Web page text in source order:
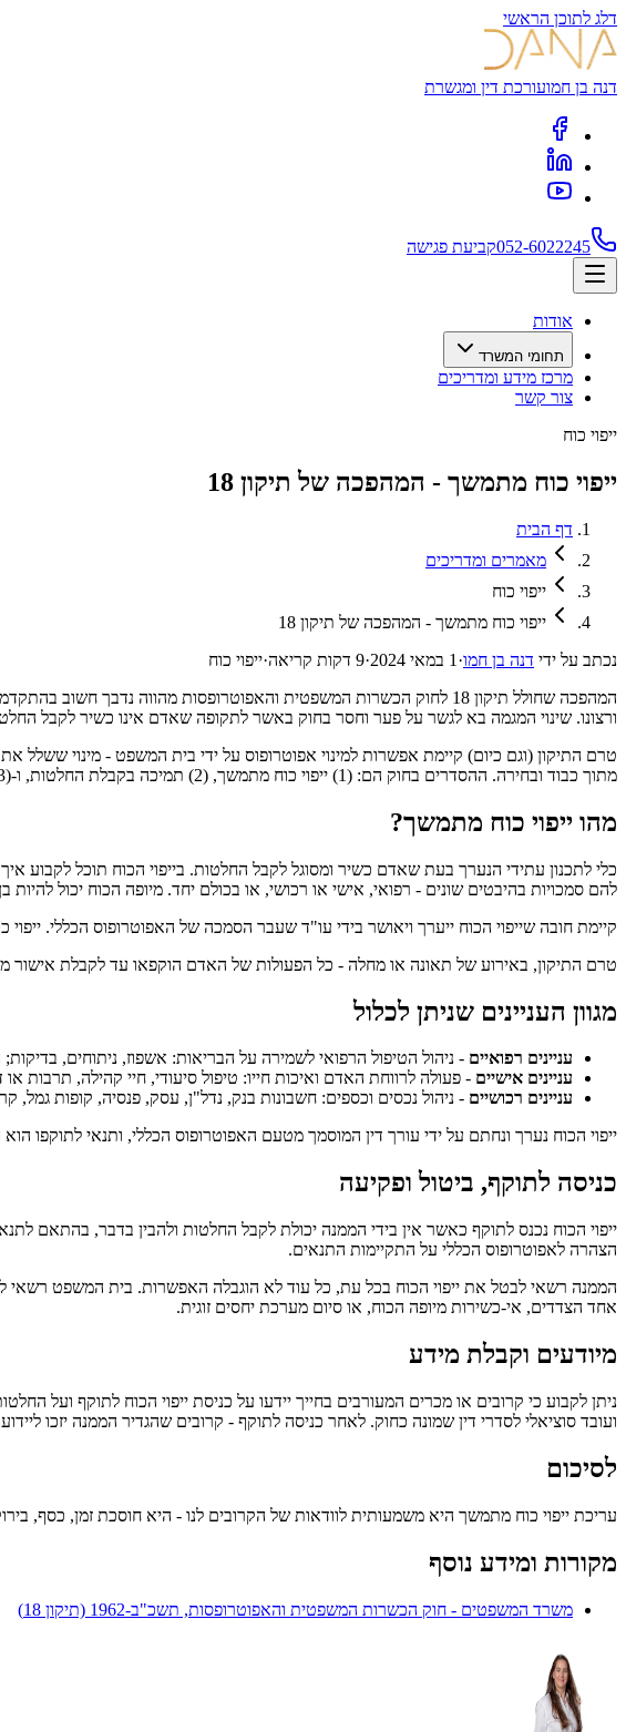
דלג לתוכן הראשי
דנה בן חמועורכת דין ומגשרת
052-6022245קביעת פגישה
אודות
תחומי המשרד
מרכז מידע ומדריכים
צור קשר
ייפוי כוח
ייפוי כוח מתמשך - המהפכה של תיקון 18
דף הבית
מאמרים ומדריכים
ייפוי כוח
ייפוי כוח מתמשך - המהפכה של תיקון 18
נכתב על ידי דנה בן חמו· 1 במאי 2024 ·
9 דקות קריאה·ייפוי כוח
המהפכה שחולל תיקון 18 לחוק הכשרות המשפטית והאפוטרופסות מהווה
ורצונו. שינוי המגמה בא לגשר על פער וחסר בחוק באשר לתקופה שאדם אינו כשיר לקבל החלטות
טרם התיקון (וגם כיום) קיימת אפשרות למינוי אפוטרופוס על ידי בית המשפט - מינוי
מתוך כבוד ובחירה. ההסדרים בחוק הם: (1) ייפוי כוח מתמשך, (2) תמיכה בקבלת החלטות, ו-(3) מינוי אפוטרופוס.
מהו ייפוי כוח מתמשך?
כלי לתכנון עתידי הנערך בעת שאדם כשיר ומסוגל לקבל החלטות. בייפוי הכוח תוכל לקבוע
להם סמכויות בהיבטים שונים - רפואי, אישי או רכושי, או בכולם יחד. מיופה הכוח יכול
קיימת חובה שייפוי הכוח ייערך ויאושר בידי עו"ד שעבר הסמכה של האפוטרופוס הכללי. ייפוי
טרם התיקון, באירוע של תאונה או מחלה - כל הפעולות של האדם הוקפאו עד לקבלת אישור
מגוון העניינים שניתן לכלול
עניינים רפואיים - ניהול הטיפול הרפואי לשמירה על הבריאות: אשפוז, ניתוחים,
עניינים אישיים - פעולה לרווחת האדם ואיכות חייו: טיפול סיעודי, חיי קהילה, תרבות
עניינים רכושיים - ניהול נכסים וכספים: חשבונות בנק, נדל"ן, עסק, פנסיה, קופות גמל,
ייפוי הכוח נערך ונחתם על ידי עורך דין המוסמך מטעם האפוטרופוס הכללי, ותנאי לתוקפו
כניסה לתוקף, ביטול ופקיעה
ייפוי הכוח נכנס לתוקף כאשר אין בידי הממנה יכולת לקבל החלטות ולהבין בדבר, בהתאם
הצהרה לאפוטרופוס הכללי על התקיימות התנאים.
הממנה רשאי לבטל את ייפוי הכוח בכל עת, כל עוד לא הוגבלה האפשרות. בית המשפט רשאי
אחד הצדדים, אי-כשירות מיופה הכוח, או סיום מערכת יחסים זוגית.
מיודעים וקבלת מידע
ניתן לקבוע כי קרובים או מכרים המעורבים בחייך יידעו על כניסת ייפוי הכוח לתוקף ועל
ועובד סוציאלי לסדרי דין שמונה כחוק. לאחר כניסה לתוקף - קרובים שהגדיר הממנה יזכו
לסיכום
עריכת ייפוי כוח מתמשך היא משמעותית לוודאות של הקרובים לנו - היא חוסכת זמן, כסף,
מקורות ומידע נוסף
משרד המשפטים - חוק הכשרות המשפטית והאפוטרופסות, תשכ"ב-1962 (תיקון 18)